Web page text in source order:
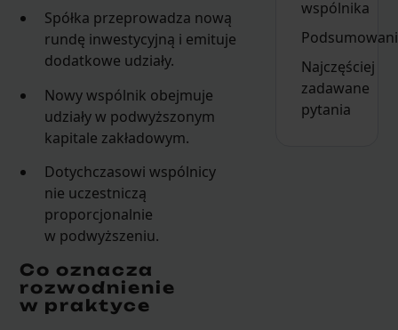
Spółka przeprowadza nową
rundę inwestycyjną i emituje
dodatkowe udziały.
Nowy wspólnik obejmuje
udziały w podwyższonym
kapitale zakładowym.
Dotychczasowi wspólnicy
nie uczestniczą
proporcjonalnie
w podwyższeniu.
Co oznacza
rozwodnienie
w praktyce
wspólnika
Najczęściej
zadawane
pytania